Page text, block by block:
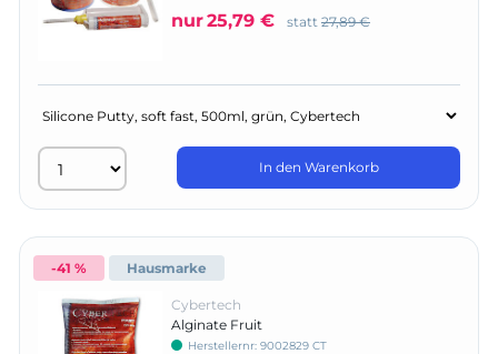
nur25,79 € statt 27,89 €
In den Warenkorb
-41 % Hausmarke
Cybertech
Alginate Fruit
Herstellernr: 9002829 CT